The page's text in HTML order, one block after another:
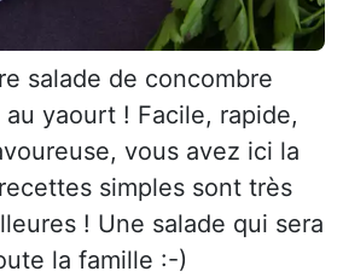
salade de concombre
yaourt ! Facile, rapide,
vous avez ici la
simples sont très
! Une salade qui sera
la famille :-)